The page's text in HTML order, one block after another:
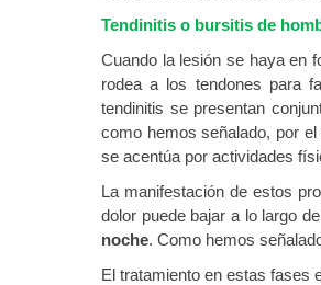
Tendinitis o bursitis de
Cuando la lesión se haya en
rodea a los tendones para
tendinitis se presentan
como hemos señalado, por
se acentúa por actividades
La manifestación de estos
dolor puede bajar a lo largo
noche. Como hemos
El tratamiento en estas fases